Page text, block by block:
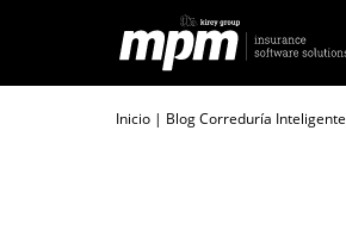
content
Inicio | Blog Correduría Inteligente